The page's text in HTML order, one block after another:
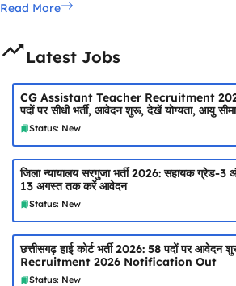
Read More
Latest Jobs
CG Assistant Teacher Recruitment
पदों पर सीधी भर्ती, आवेदन शुरू, देखें योग्यता, आयु सीमा
Status: New
जिला न्यायालय सरगुजा भर्ती 2026: सहायक ग्रेड-3
13 अगस्त तक करें आवेदन
Status: New
छत्तीसगढ़ हाई कोर्ट भर्ती 2026: 58 पदों पर
Recruitment 2026 Notification Out
Status: New